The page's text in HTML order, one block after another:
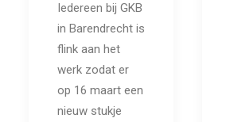
Iedereen bij GKB
in Barendrecht is
flink aan het
werk zodat er
op 16 maart een
nieuw stukje